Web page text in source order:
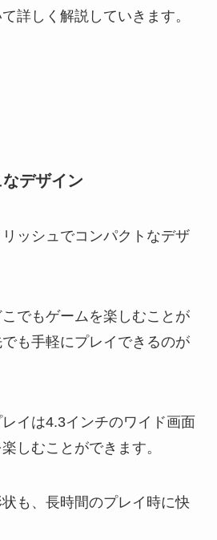
詳しく解説していきます。
デザイン
ッシュでコンパクトなデザ
でもゲームを楽しむことが
も手軽にプレイできるのが
イは4.3インチのワイド画面
しむことができます。
も、長時間のプレイ時に快